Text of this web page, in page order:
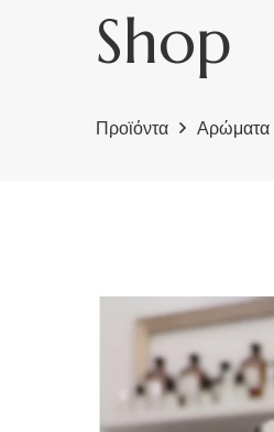
Shop
Προϊόντα Αρώματα